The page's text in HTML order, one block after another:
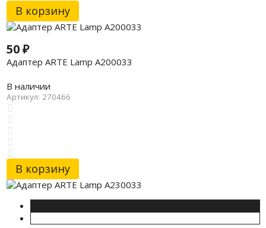
В корзину
50₽
Адаптер ARTE Lamp A200033
В наличии
Артикул: 270466
В корзину